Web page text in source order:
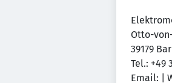
Otto-
39179
Tel.: +49
Email:
|